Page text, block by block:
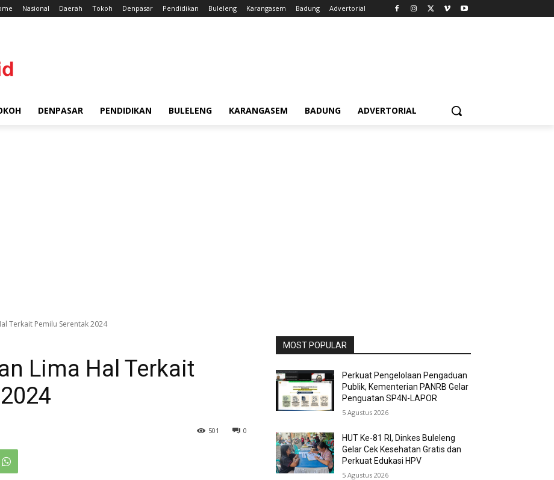
Nasional Daerah Tokoh Denpasar Pendidikan Buleleng Karangasem Badung Advertorial
DENPASAR PENDIDIKAN BULELENG KARANGASEM BADUNG ADVERTORIAL
Terkait Pemilu Serentak 2024
Lima Hal Terkait
0
501
MOST POPULAR
Perkuat Pengelolaan Pengaduan
Publik, Kementerian PANRB Gelar
Penguatan SP4N-LAPOR
5 Agustus 2026
HUT Ke-81 RI, Dinkes Buleleng
Gelar Cek Kesehatan Gratis dan
Perkuat Edukasi HPV
5 Agustus 2026